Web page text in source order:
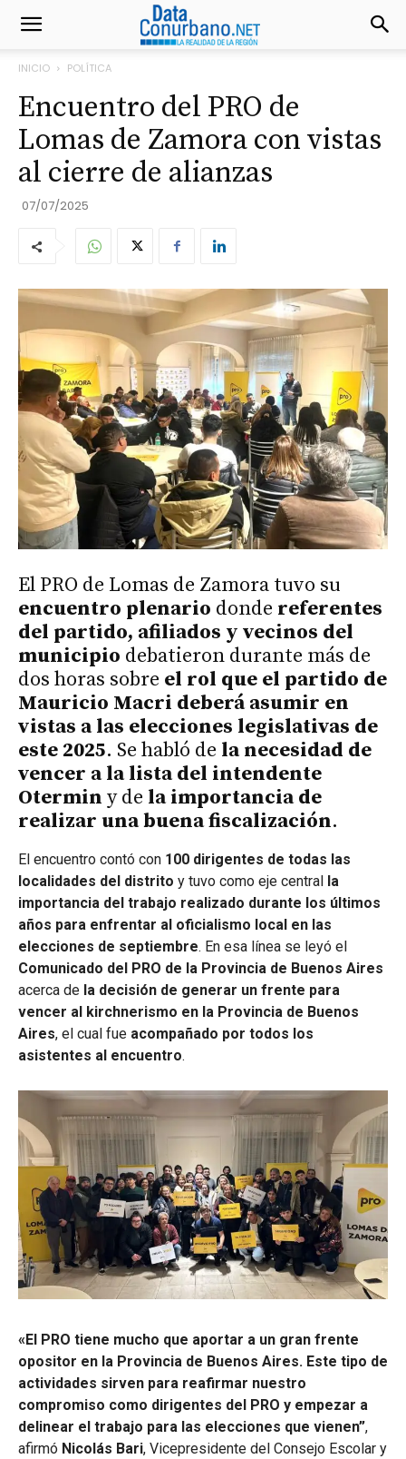
INICIO POLÍTICA
Encuentro del PRO de
Lomas de Zamora con vistas
al cierre de alianzas
07/07/2025
El PRO de Lomas de Zamora tuvo su
encuentro plenario donde referentes
del partido, afiliados y vecinos del
municipio debatieron durante más de
dos horas sobre el rol que el partido de
Mauricio Macri deberá asumir en
vistas a las elecciones legislativas de
este 2025. Se habló de la necesidad de
vencer a la lista del intendente
Otermin y de la importancia de
realizar una buena fiscalización.
El encuentro contó con 100 dirigentes de todas las
localidades del distrito y tuvo como eje central
la
importancia del trabajo realizado durante los últimos
años para enfrentar al oficialismo local en las
elecciones de septiembre. En esa línea se leyó el
Comunicado del PRO de la Provincia de Buenos Aires
acerca de la decisión de generar un frente para
vencer al kirchnerismo en la Provincia de Buenos
Aires, el cual fue acompañado por todos los
asistentes al encuentro.
«El PRO tiene mucho que aportar a un gran frente
opositor en la Provincia de Buenos Aires. Este tipo de
actividades sirven para reafirmar nuestro
compromiso como dirigentes del PRO y empezar a
delinear el trabajo para las elecciones que vienen”,
afirmó Nicolás Bari, Vicepresidente del Consejo Escolar y